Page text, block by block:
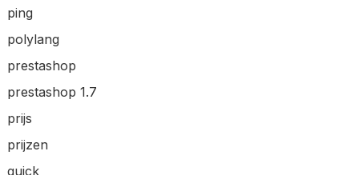
ping
polylang
prestashop
prestashop 1.7
prijs
prijzen
quick